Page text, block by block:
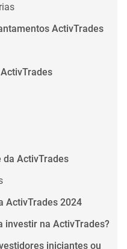
ActivTrades
da ActivTrades
ActivTrades 2024
investir na ActivTrades?
iniciantes ou